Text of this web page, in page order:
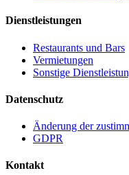
Dienstleistungen
Restaurants und Bars
Vermietungen
Sonstige
Datenschutz
Änderung der
GDPR
Kontakt